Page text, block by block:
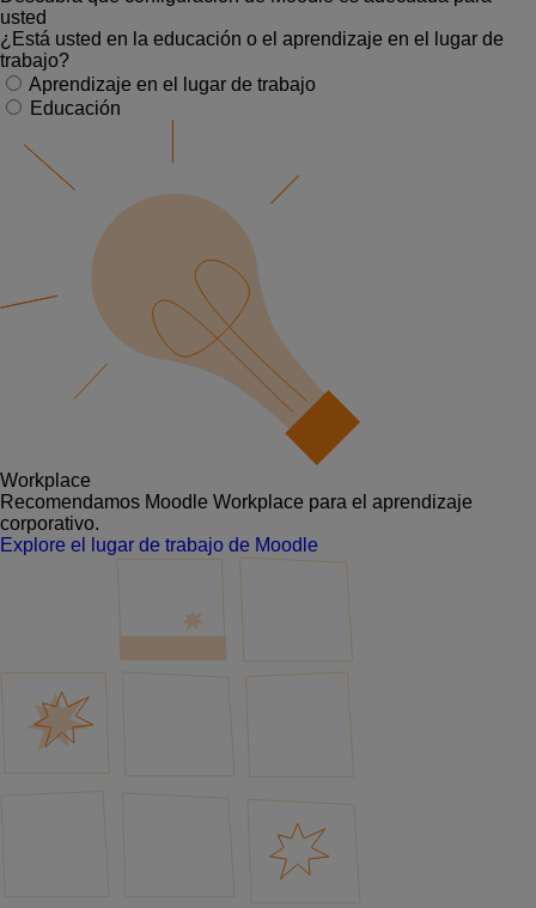
usted
¿Está usted en la educación o el aprendizaje en el lugar de
trabajo?
Aprendizaje en el lugar de trabajo
Educación
Workplace
Recomendamos Moodle Workplace para el aprendizaje
corporativo.
Explore el lugar de trabajo de Moodle